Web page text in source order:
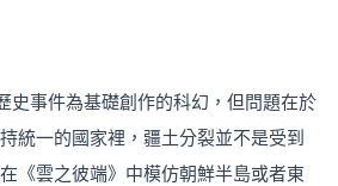
史事件為基礎創作的科幻，但問題在於
統一的國家裡，疆土分裂並不是受到
《雲之彼端》中模仿朝鮮半島或者東